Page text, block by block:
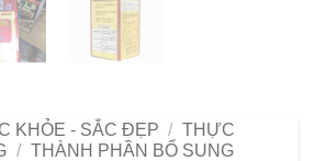
KHỎE - SẮC ĐẸP / THỰC
/ THÀNH PHẦN BỔ SUNG